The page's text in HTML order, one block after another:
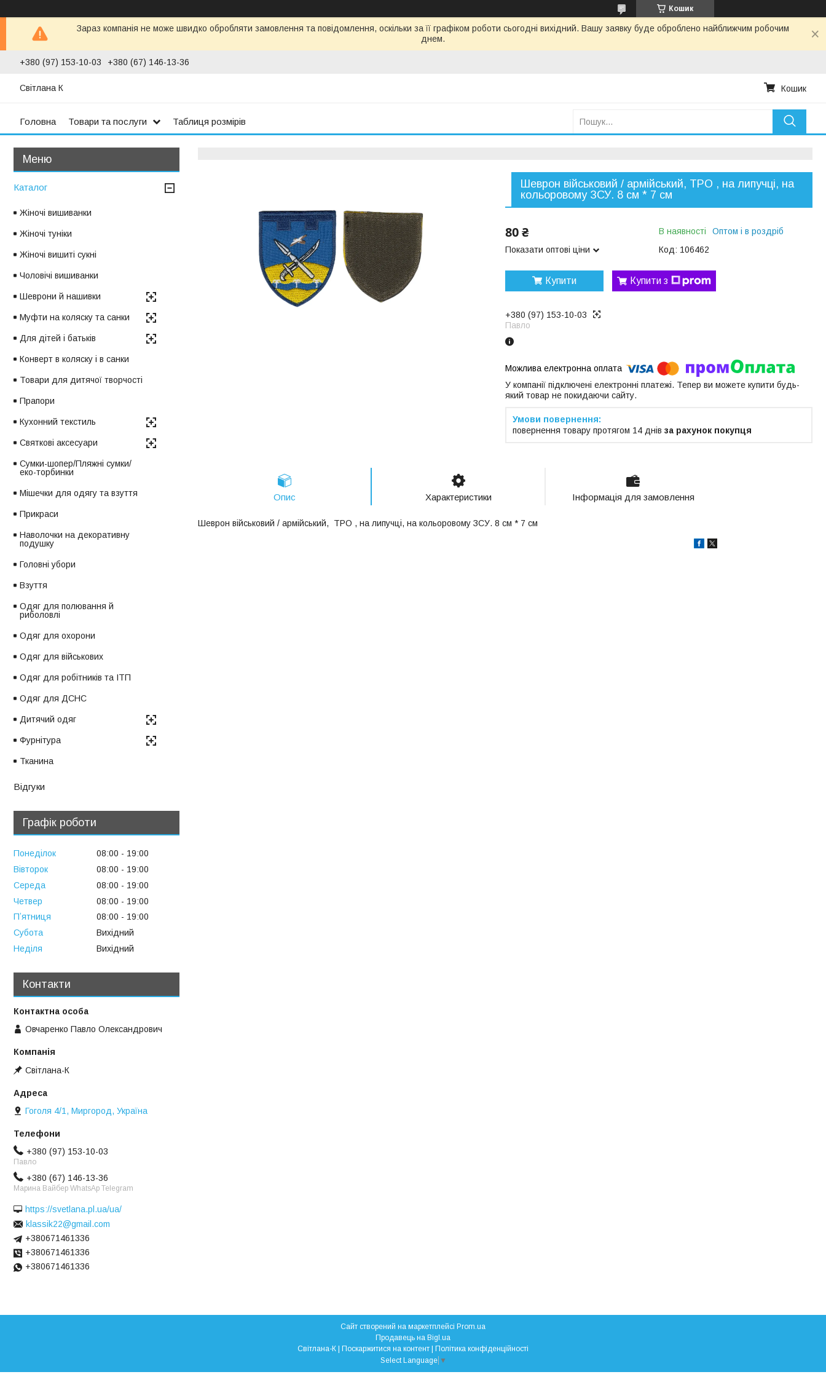
Кошик
Зараз компанія не може швидко обробляти замовлення та повідомлення, оскільки за її графіком роботи сьогодні вихідний. Вашу заявку буде оброблено найближчим робочим
днем.
+380 (97) 153-10-03 +380 (67) 146-13-36
Світлана К Кошик
Головна Товари та послуги Таблиця розмірів
Шеврон військовий / армійський, ТРО , на липучці, на
кольоровому ЗСУ. 8 см * 7 см
80 ₴
Показати оптові ціни
В наявності
Оптом і в роздріб
Код: 106462
Купити Купити з
+380 (97) 153-10-03
Павло
У компанії підключені електронні платежі. Тепер ви можете купити будь-
який товар не покидаючи сайту.
повернення товару протягом 14 днів за рахунок покупця
Опис Характеристики Інформація для замовлення
Шеврон військовий / армійський, ТРО , на липучці, на кольоровому ЗСУ. 8 см * 7 см
Каталог
Жіночі вишиванки
Жіночі туніки
Жіночі вишиті сукні
Чоловічі вишиванки
Шеврони й нашивки
Муфти на коляску та санки
Для дітей і батьків
Конверт в коляску і в санки
Товари для дитячої творчості
Прапори
Кухонний текстиль
Святкові аксесуари
Сумки-шопер/Пляжні сумки/
еко-торбинки
Мішечки для одягу та взуття
Прикраси
Наволочки на декоративну
подушку
Головні убори
Взуття
Одяг для полювання й
риболовлі
Одяг для охорони
Одяг для військових
Одяг для робітників та ІТП
Одяг для ДСНС
Дитячий одяг
Фурнітура
Тканина
Відгуки
Графік роботи
Понеділок 08:00
19:00
Вівторок
08:00
19:00
Середа
08:00
19:00
Четвер
08:00
19:00
Пʼятниця
08:00
19:00
Субота
Вихідний
Неділя
Вихідний
Контакти
Овчаренко Павло Олександрович
Свiтлана-К
Гоголя 4/1, Миргород, Україна
+380 (97) 153-10-03
Павло
+380 (67) 146-13-36
Марина Вайбер WhatsAp Telegram
https://svetlana.pl.ua/ua/
klassik22@gmail.com
+380671461336
+380671461336
+380671461336
Сайт створений на маркетплейсі Prom.ua
Продавець на Bigl.ua
Поскаржитися на контент
Політика конфіденційності
Select Language ▼